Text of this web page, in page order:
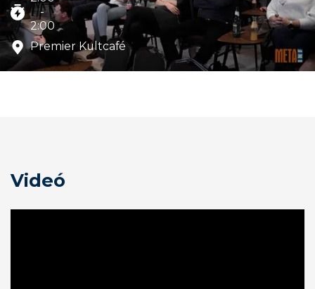
-
2:00
Premier Kultcafé
Videó